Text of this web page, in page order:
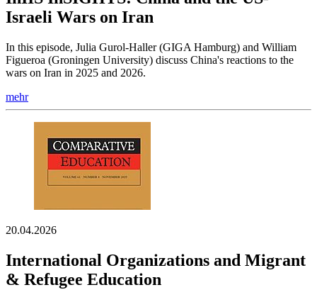
Israeli Wars on Iran
In this episode, Julia Gurol-Haller (GIGA Hamburg) and William
Figueroa (Groningen University) discuss China's reactions to the
wars on Iran in 2025 and 2026.
mehr
20.04.2026
International Organizations and Migrant
& Refugee Education